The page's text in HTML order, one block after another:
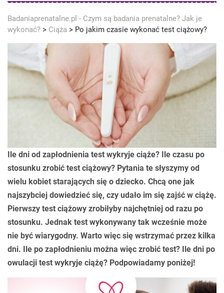
Badaniaprenatalne.pl - Czym są badania prenatalne? Jak je
wykonać? > Ciąża > Po jakim czasie wykonać test ciążowy?
Ile dni od zapłodnienia test wykryje ciąże? Ile czasu po
stosunku zrobić test ciążowy? Pytania te słyszymy od
wielu kobiet starających się o dziecko. Chcą one jak
najszybciej dowiedzieć się, czy udało im się zajść w ciążę.
Pierwszy test ciążowy zrobiłyby najchętniej od razu po
stosunku. Jednak test wykonywany tak wcześnie może
nie być wiarygodny. Warto więc się wstrzymać przez kilka
dni. Ile po zapłodnieniu można więc zrobić test? Ile dni po
owulacji test wykryje ciążę? Podpowiadamy poniżej!